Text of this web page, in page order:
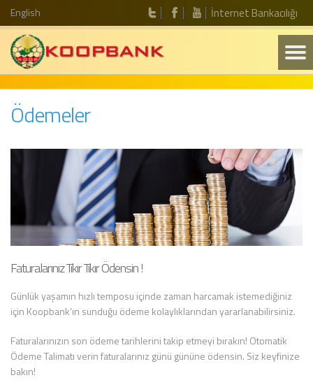
English İnternet Bankacılığı
Ödemeler
Faturalarınız Tıkır Tıkır Ödensin !
Günlük yaşamın hızlı temposu içinde zaman harcamak istemediğiniz
için Koopbank’ın sunduğu ödeme kolaylıklarından yararlanabilirsiniz.
Faturalarınızın son ödeme tarihlerini takip etmeyi bırakın! Otomatik
Ödeme Talimatı verin faturalarınız günü gününe ödensin. Siz keyfinize
bakın!